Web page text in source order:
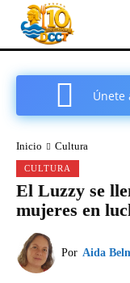
Únete
Inicio Cultura
CULTURA
El Luzzy se
mujeres en
Por Aida